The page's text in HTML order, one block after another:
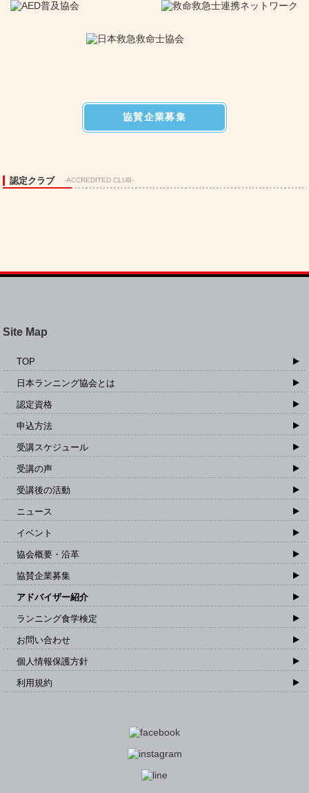
協賛企業募集
認定クラブ -ACCREDITED CLUB-
Site Map
TOP
日本ランニング協会とは
認定資格
申込方法
受講スケジュール
受講の声
受講後の活動
ニュース
イベント
協会概要・沿革
協賛企業募集
アドバイザー紹介
ランニング食学検定
お問い合わせ
個人情報保護方針
利用規約